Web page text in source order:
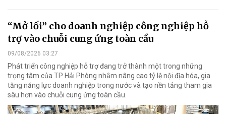
“Mở lối” cho doanh nghiệp công nghiệp hỗ
trợ vào chuỗi cung ứng toàn cầu
09/08/2026 03:27
Phát triển công nghiệp hỗ trợ đang trở thành một trong những
trọng tâm của TP Hải Phòng nhằm nâng cao tỷ lệ nội địa hóa, gia
tăng năng lực doanh nghiệp trong nước và tạo nền tảng tham gia
sâu hơn vào chuỗi cung ứng toàn cầu.